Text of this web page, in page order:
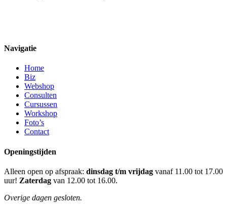
Navigatie
Home
Biz
Webshop
Consulten
Cursussen
Workshop
Foto’s
Contact
Openingstijden
Alleen open op afspraak: dinsdag t/m vrijdag vanaf 11.00 tot 17.00
uur! Zaterdag van 12.00 tot 16.00.
Overige dagen gesloten.